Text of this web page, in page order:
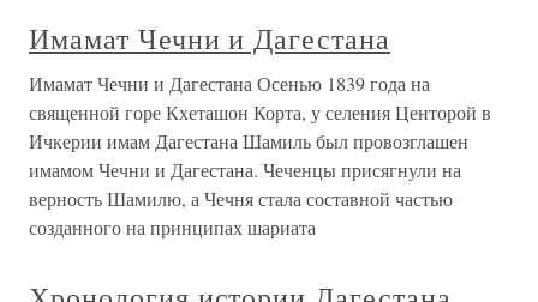
Имамат Чечни и Дагестана
Имамат Чечни и Дагестана Осенью 1839 года на
священной горе Кхеташон Корта, у селения Центорой в
Ичкерии имам Дагестана Шамиль был провозглашен
имамом Чечни и Дагестана. Чеченцы присягнули на
верность Шамилю, а Чечня стала составной частью
созданного на принципах шариата